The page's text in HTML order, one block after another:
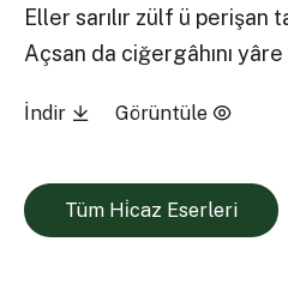
Eller sarılır zülf ü perişan
Açsan da ciğergâhını yâre
İndir Görüntüle
Tüm Hi̇caz Eserleri